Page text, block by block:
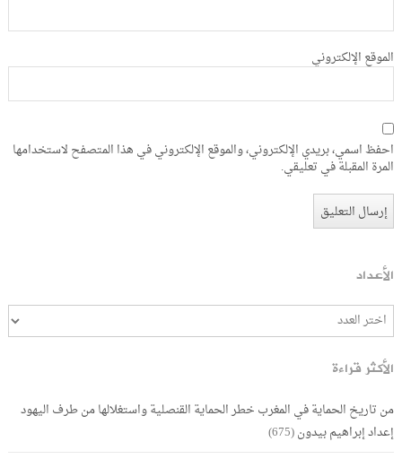
الموقع الإلكتروني
احفظ اسمي، بريدي الإلكتروني، والموقع الإلكتروني في هذا المتصفح لاستخدامها
المرة المقبلة في تعليقي.
الأعداد
الأكثر قراءة
من تاريخ الحماية في المغرب خطر الحماية القنصلية واستغلالها من طرف اليهود
إعداد إبراهيم بيدون(675)